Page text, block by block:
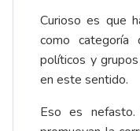
Curioso es que
como
políticos y
en este sentido.
Eso es